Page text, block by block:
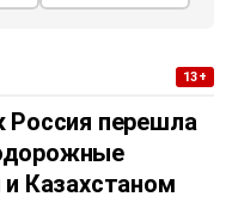
13+
Россия перешла
и Казахстаном